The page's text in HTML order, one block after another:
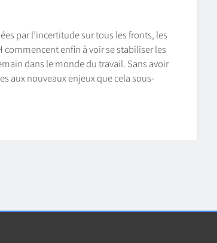
par l’incertitude sur tous les fronts, les
commencent enfin à voir se stabiliser les
dans le monde du travail. Sans avoir
aux nouveaux enjeux que cela sous-